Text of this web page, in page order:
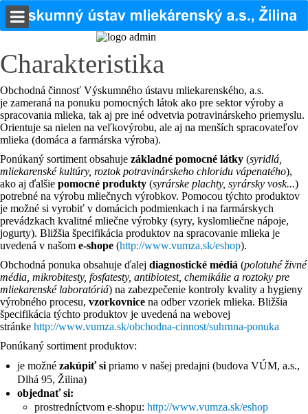
Charakteristika
Obchodná činnosť Výskumného ústavu mliekarenského, a.s.
je zameraná na ponuku pomocných látok ako pre sektor výroby a
spracovania mlieka, tak aj pre iné odvetvia potravinárskeho priemyslu.
Orientuje sa nielen na veľkovýrobu, ale aj na menších spracovateľov
mlieka (domáca a farmárska výroba).
Ponúkaný sortiment obsahuje základné pomocné látky (syridlá,
mliekarenské kultúry, roztok potravinárskeho chloridu vápenatého),
ako aj ďalšie pomocné produkty (syrárske plachty, syrársky vosk...)
potrebné na výrobu mliečnych výrobkov. Pomocou týchto produktov
je možné si vyrobiť v domácich podmienkach i na farmárskych
prevádzkach kvalitné mliečne výrobky (syry, kyslomliečne nápoje,
jogurty). Bližšia špecifikácia produktov na spracovanie mlieka je
uvedená v našom e-shope (http://www.vumza.sk/eshop).
Obchodná ponuka obsahuje ďalej diagnostické médiá (polotuhé živné
média, mikrobitesty, fosfatesty, antibiotest, chemikálie a roztoky pre
mliekarenské laboratóriá) na zabezpečenie kontroly kvality a hygieny
výrobného procesu, vzorkovnice na odber vzoriek mlieka. Bližšia
špecifikácia týchto produktov je uvedená na webovej
stránke http://www.vumza.sk/obchodna-cinnost/suhrnna-ponuka
Ponúkaný sortiment produktov:
je možné zakúpiť si priamo v našej predajni (budova VÚM, a.s.,
Dlhá 95, Žilina)
objednať si:
prostredníctvom e-shopu: http://www.vumza.sk/eshop